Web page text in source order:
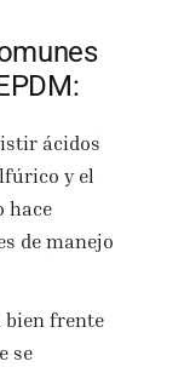
ácidos
y el
hace
de manejo
bien frente
se